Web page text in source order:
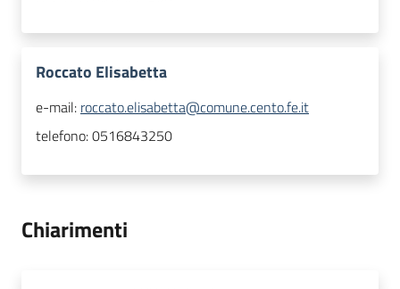
Roccato Elisabetta
e-mail: roccato.elisabetta@comune.cento.fe.it
telefono:0516843250
Chiarimenti